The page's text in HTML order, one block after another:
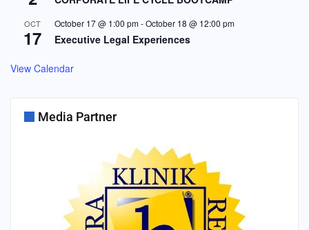
OCT
17
October 17 @ 1:00 pm-October 18 @ 12:00 pm
Executive Legal Experiences
View Calendar
Media Partner